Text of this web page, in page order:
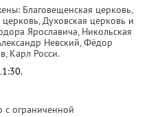
Благовещенская церковь,
Духовская церковь и
Ярославича, Никольская
Невский, Фёдор
Карл Росси.
с ограниченной